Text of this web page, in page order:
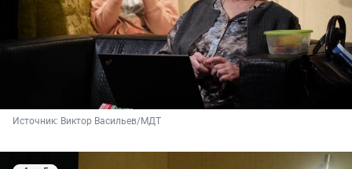
Источник: Виктор Васильев/МДТ